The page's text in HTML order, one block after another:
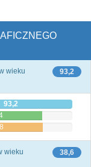
93,2
wieku
93,2
38,6
wieku